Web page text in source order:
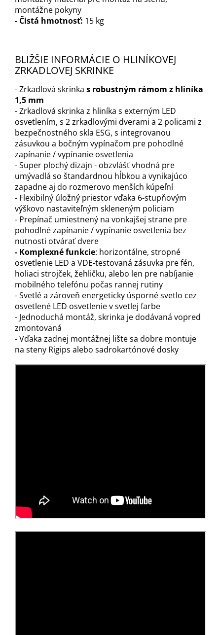
montážne pokyny
- Čistá hmotnosť: 15 kg
BLIŽŠIE INFORMÁCIE O HLINÍKOVEJ
ZRKADLOVEJ SKRINKE
- Zrkadlová skrinka s robustným rámom z hliníka
1,5 mm
- Zrkadlová skrinka z hliníka s externým LED
osvetlením, s 2 zrkadlovými dverami a 2 policami z
bezpečnostného skla ESG, s integrovanou
zásuvkou a bočným vypínačom pre pohodlné
zapínanie / vypínanie osvetlenia
- Super plochý dizajn - obzvlášť vhodná pre
umývadlá so štandardnou hĺbkou a vynikajúco
zapadne aj do rozmerovo menších kúpeľní
- Flexibilný úložný priestor vďaka 6-stupňovým
výškovo nastaviteľným skleneným policiam
- Prepínač umiestnený na vonkajšej strane pre
pohodlné zapínanie / vypínanie osvetlenia bez
nutnosti otvárať dvere
- Komplexné funkcie: horizontálne, stropné
osvetlenie LED a VDE-testovaná zásuvka pre fén,
holiaci strojček, žehličku, alebo len pre nabíjanie
mobilného telefónu počas rannej rutiny
- Svetlé a zároveň energeticky úsporné svetlo cez
osvetlené LED osvetlenie v svetlej farbe
- Jednoduchá montáž, skrinka je dodávaná vopred
zmontovaná
- Vďaka zadnej montážnej lište sa dobre montuje
na steny Rigips alebo sadrokartónové dosky